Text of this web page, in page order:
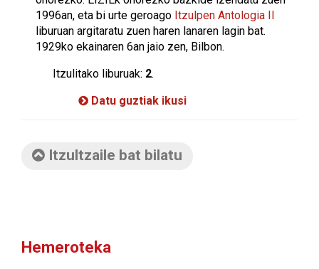
1996an, eta bi urte geroago Itzulpen Antologia II
liburuan argitaratu zuen haren lanaren lagin bat.
1929ko ekainaren 6an jaio zen, Bilbon.
Itzulitako liburuak: 2.
Datu guztiak ikusi
Itzultzaile bat bilatu
Hemeroteka